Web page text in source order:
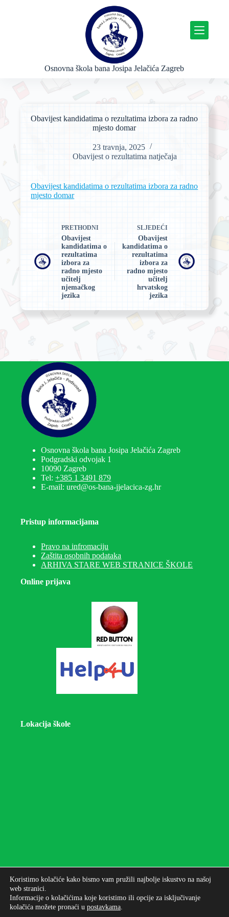
Osnovna škola bana Josipa Jelačića Zagreb
Obavijest kandidatima o rezultatima izbora za radno
mjesto domar
23 travnja, 2025
Obavijest o rezultatima natječaja
Obavijest kandidatima o rezultatima izbora za radno
mjesto domar
PRETHODNI
Obavijest
kandidatima o
rezultatima
izbora za
radno mjesto
učitelj
njemačkog
jezika
SLJEDEĆI
Obavijest
kandidatima o
rezultatima
izbora za
radno mjesto
učitelj
hrvatskog
jezika
Osnovna škola bana Josipa Jelačića Zagreb
Podgradski odvojak 1
10090 Zagreb
Tel:+385 1 3491 879
E-mail: ured@os-bana-jjelacica-zg.hr
Pristup informacijama
Pravo na infromaciju
Zaštita osobnih podataka
ARHIVA STARE WEB STRANICE ŠKOLE
Online prijava
Lokacija škole
Autorska prava © 2026 - Osnovna škola bana Josipa
Koristimo kolačiće kako bismo vam pružili najbolje iskustvo na našoj
web stranici.
Informacije o kolačićima koje koristimo ili opcije za isključivanje
kolačića možete pronaći u postavkama.